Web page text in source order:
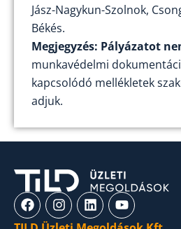
Jász-Nagykun-Szolnok,
Békés.
Megjegyzés: Pályázatot
munkavédelmi
kapcsolódó mellékletek
adjuk.